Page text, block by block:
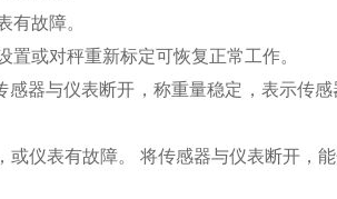
有故障。
或对秤重新标定可恢复正常工作。
器与仪表断开，称重量稳定，表示传
仪表有故障。 将传感器与仪表断开，能